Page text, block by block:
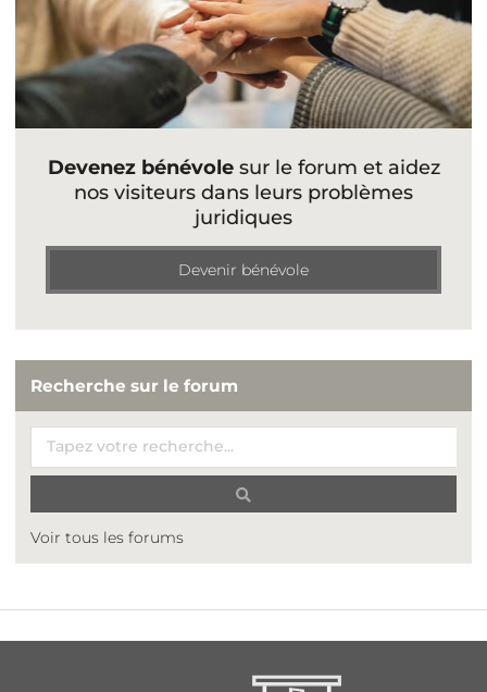
Devenez bénévolesur le forum et aidez
nos visiteurs dans leurs problèmes
juridiques
Devenir bénévole
Recherche sur le forum
Voir tous les forums